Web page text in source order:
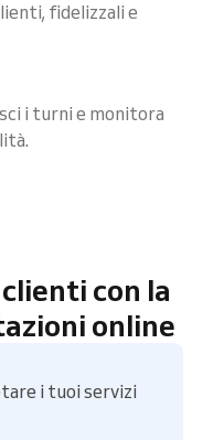
fidelizzali e
i turni e monitora
con la
online
i tuoi servizi